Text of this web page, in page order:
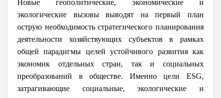
Новые геополитические, экономические и
экологические вызовы выводят на первый план
острую необходимость стратегического планирования
деятельности хозяйствующих субъектов в рамках
общей парадигмы целей устойчивого развития как
экономик отдельных стран, так и социальных
преобразований в обществе. Именно цели ESG,
затрагивающие социальные, экологические и